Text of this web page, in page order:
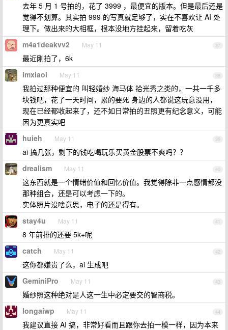
去年 5 月 1 号拍的，花了 3999 ，最便宜的版本。但是最后还是
觉得不划算。其实拍 999 的写真就足够了，实在不喜欢让 AI 处
理下。做出来的大相框，根本没地方挂起来，留着吃灰
37
m4a1deakvv2 May 11
最近刚拍了，6k
38
imxiaoi May 11
我拍过那种便宜的 叫轻婚纱 海马体 拾光秀之类的，一共一千多
块钱吧，花了一天时间，累的要死 身边的人都说这玩意没用，
现在已经都收起来了，还不如日常拍的丑照更有纪念意义，可能
因为更真实吧
39
huieh May 11
ai 搞几张，剩下的钱吃喝玩乐买黄金股票不爽吗？？
40
drealism May 11
这东西就是一个情绪价值和回忆价值。我觉得除非一点感情都没
那种组合，还是可以考虑一下的。
实体照片没啥意思，电子的还是得有。
41
stay4u May 11
8 年前排的还要 5k+呢
42
catch May 11
这你都嫌贵了么，ai 生成吧
43
GeminiPro May 11
婚纱照这种绝对是人这一生中必定要交的智商税。
44
longaiwp May 11
我建议直接 AI 搞，非常好看而且跟你去拍一模一样，因为本来